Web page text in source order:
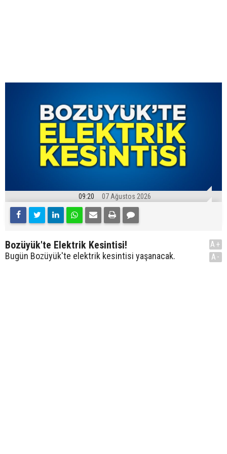
09:20 07 Ağustos 2026
Bozüyük'te Elektrik Kesintisi!
Bugün Bozüyük'te elektrik kesintisi yaşanacak.
A+
A-